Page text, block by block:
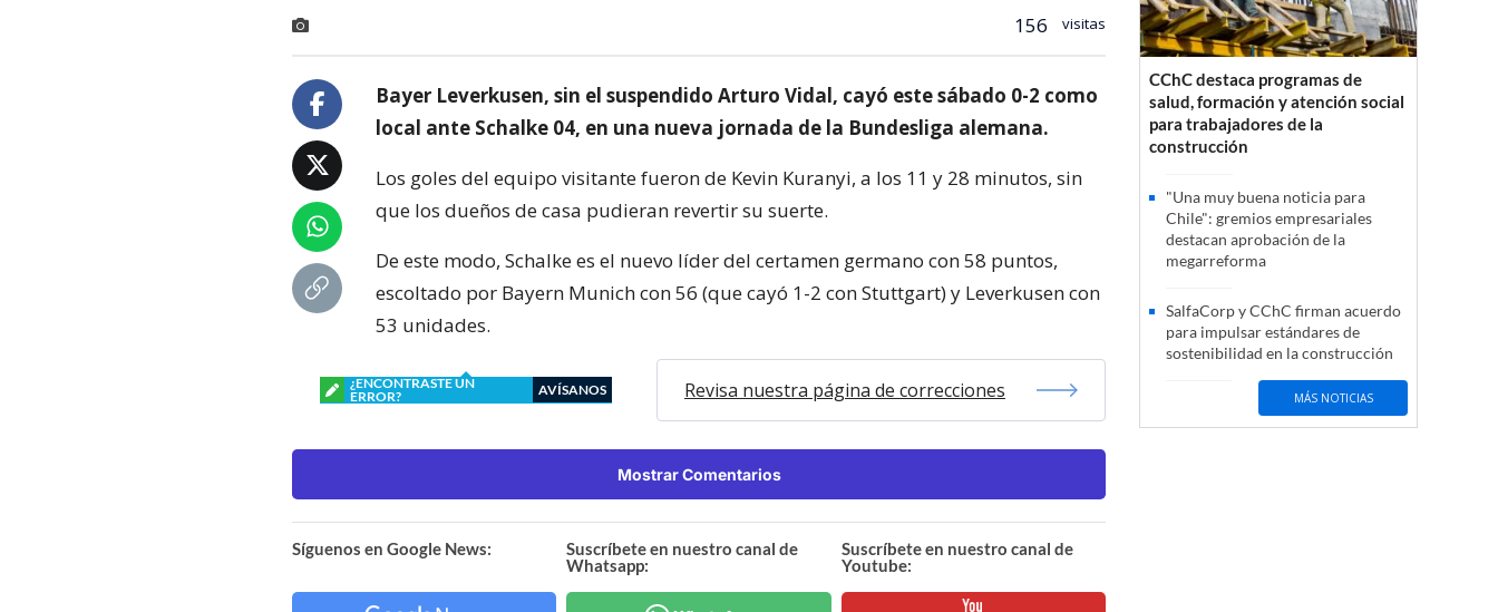
156 visitas
Bayer Leverkusen, sin el suspendido Arturo Vidal, cayó este sábado 0-2 como
local ante Schalke 04, en una nueva jornada de la Bundesliga alemana.
Los goles del equipo visitante fueron de Kevin Kuranyi, a los 11 y 28 minutos, sin
que los dueños de casa pudieran revertir su suerte.
De este modo, Schalke es el nuevo líder del certamen germano con 58 puntos,
escoltado por Bayern Munich con 56 (que cayó 1-2 con Stuttgart) y Leverkusen con
53 unidades.
¿ENCONTRASTE UN
ERROR?
AVÍSANOS Revisa nuestra página de correcciones
Mostrar Comentarios
Síguenos en Google News:
Suscríbete en nuestro canal de
Whatsapp:
Suscríbete en nuestro canal de
Youtube:
CChC destaca programas de
salud, formación y atención social
para trabajadores de la
construcción
"Una muy buena noticia para
Chile": gremios empresariales
destacan aprobación de la
megarreforma
SalfaCorp y CChC firman acuerdo
para impulsar estándares de
sostenibilidad en la construcción
MÁS NOTICIAS